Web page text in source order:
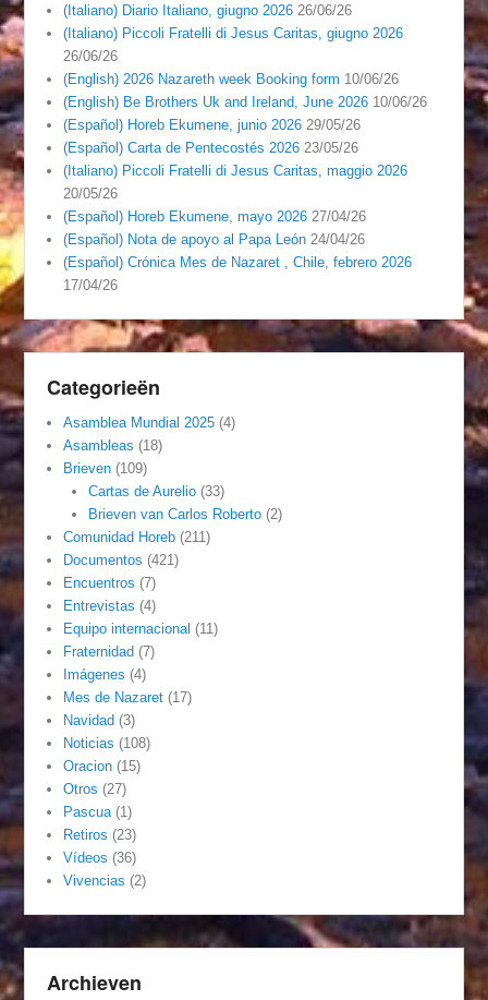
(Italiano) Diario Italiano, giugno 2026 26/06/26
(Italiano) Piccoli Fratelli di Jesus Caritas, giugno 2026
26/06/26
(English) 2026 Nazareth week Booking form 10/06/26
(English) Be Brothers Uk and Ireland, June 2026 10/06/26
(Español) Horeb Ekumene, junio 2026 29/05/26
(Español) Carta de Pentecostés 2026 23/05/26
(Italiano) Piccoli Fratelli di Jesus Caritas, maggio 2026
20/05/26
(Español) Horeb Ekumene, mayo 2026 27/04/26
(Español) Nota de apoyo al Papa León 24/04/26
(Español) Crónica Mes de Nazaret , Chile, febrero 2026
17/04/26
Categorieën
Asamblea Mundial 2025 (4)
Asambleas (18)
Brieven (109)
Cartas de Aurelio(33)
Brieven van Carlos Roberto(2)
Comunidad Horeb (211)
Documentos (421)
Encuentros (7)
Entrevistas (4)
Equipo internacional (11)
Fraternidad (7)
Imágenes (4)
Mes de Nazaret (17)
Navidad (3)
Noticias (108)
Oracion (15)
Otros (27)
Pascua (1)
Retiros (23)
Vídeos (36)
Vivencias (2)
Archieven